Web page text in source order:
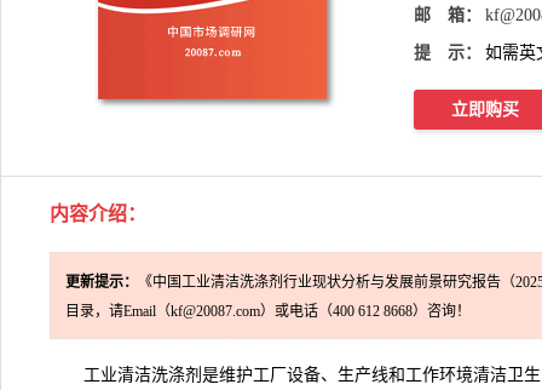
邮 箱：
提 示： 如需英
立即购买
内容介绍：
更新提示：
《中国工业清洁洗涤剂行业现状分析与发展前景研究报告（
目录，请Email（kf@20087.com）或电话（400 612 8668）咨询！
工业清洁洗涤剂是维护工厂设备、生产线和工作环境清洁卫生